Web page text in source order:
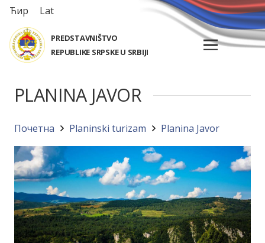
Ћир Lat
PREDSTAVNIŠTVO
REPUBLIKE SRPSKE U SRBIJI
PLANINA JAVOR
Почетна Planinski turizam Planina Javor